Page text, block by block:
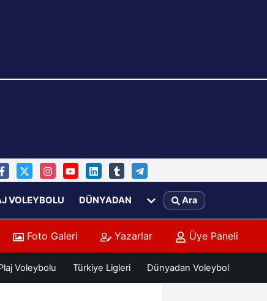
VOLEYBOLU DÜNYADAN Ara
Foto Galeri Yazarlar Üye Paneli
Voleybolu Türkiye Ligleri Dünyadan Voleybol